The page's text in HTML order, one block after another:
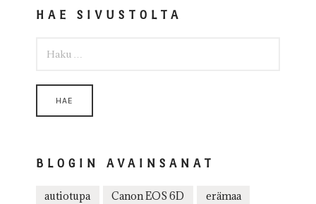
HAE SIVUSTOLTA
BLOGIN AVAINSANAT
autiotupa Canon EOS 6D erämaa